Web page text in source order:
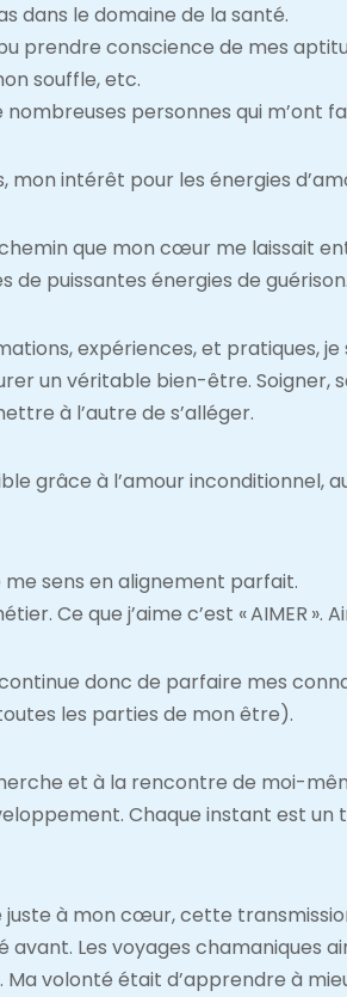
dans le domaine de la santé.
prendre conscience de mes
souffle, etc.
personnes qui m’ont
intérêt pour les énergies
que mon cœur me laissait
de puissantes énergies de guérison.
expériences, et pratiques, je
un véritable bien-être. Soigner,
à l’autre de s’alléger.
grâce à l’amour inconditionnel,
sens en alignement parfait.
Ce que j’aime c’est « AIMER
donc de parfaire mes
les parties de mon être).
et à la rencontre de moi-
Chaque instant est un
juste à mon cœur, cette
avant. Les voyages
volonté était d’apprendre à